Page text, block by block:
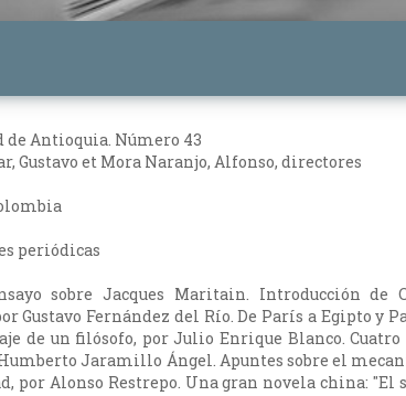
Antioquia. Número 43
Gustavo et Mora Naranjo, Alfonso, directores
periódicas
sobre Jacques Maritain. Introducción de
Gustavo Fernández del Río. De París a Egipto y
de un filósofo, por Julio Enrique Blanco. Cuatro
Jaramillo Ángel. Apuntes sobre el
por Alonso Restrepo. Una gran novela china: "El